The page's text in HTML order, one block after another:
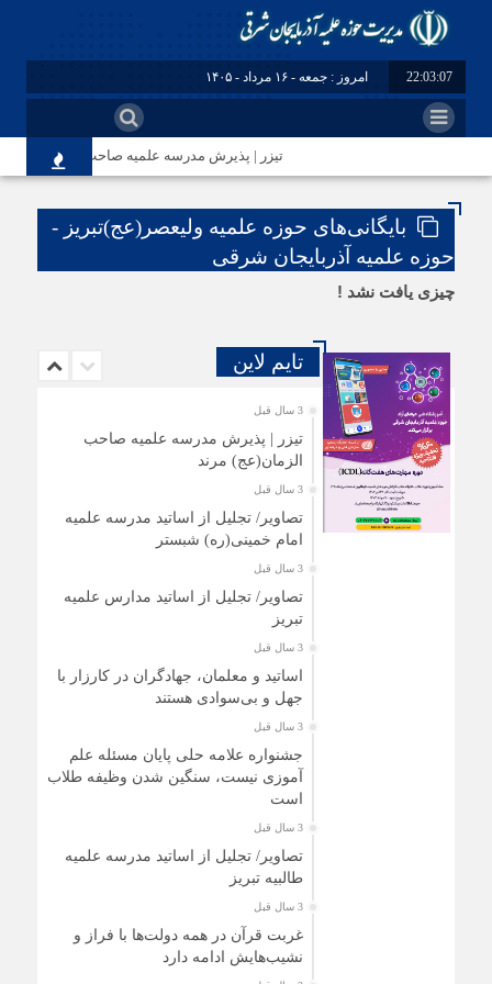
22:03:08 امروز : جمعه - ۱۶ مرداد - ۱۴۰۵
تیزر | پذیرش مدرسه علمیه صاحب الزمان(عج)
بایگانی‌های حوزه علمیه ولیعصر(عج)تبریز -
حوزه علمیه آذربایجان شرقی
چیزی یافت نشد !
تایم لاین
3 سال قبل
تیزر | پذیرش مدرسه علمیه صاحب
الزمان(عج) مرند
3 سال قبل
تصاویر/ تجلیل از اساتید مدرسه علمیه
امام خمینی(ره) شبستر
3 سال قبل
تصاویر/ تجلیل از اساتید مدارس علمیه
تبریز
3 سال قبل
اساتید و معلمان، جهادگران در کارزار با
جهل و بی‌سوادی هستند
3 سال قبل
جشنواره علامه حلی پایان مسئله علم
آموزی نیست، سنگین شدن وظیفه طلاب
است
3 سال قبل
تصاویر/ تجلیل از اساتید مدرسه علمیه
طالبیه تبریز
3 سال قبل
غربت قرآن در همه دولت‌ها با فراز و
نشیب‌هایش ادامه دارد